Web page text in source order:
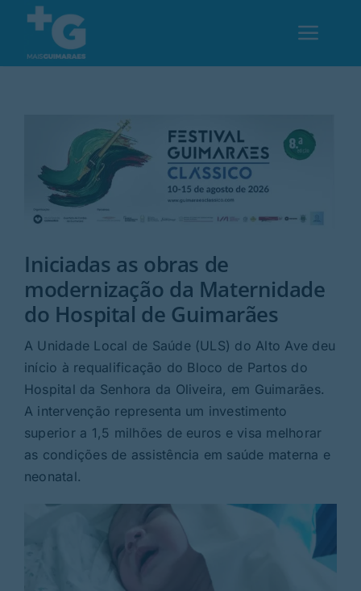
content
Desporto
Opinião
Região
Rubricas
Jornal
Revista
Iniciadas as obras de
modernização da Maternidade
do Hospital de Guimarães
A Unidade Local de Saúde (ULS) do Alto Ave deu
início à requalificação do Bloco de Partos do
Hospital da Senhora da Oliveira, em Guimarães.
A intervenção representa um investimento
superior a 1,5 milhões de euros e visa melhorar
as condições de assistência em saúde materna e
neonatal.